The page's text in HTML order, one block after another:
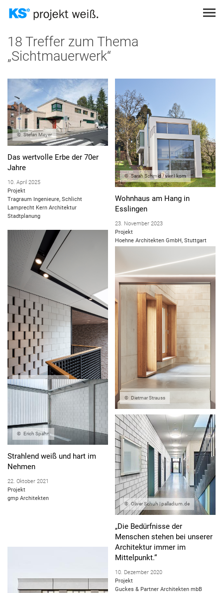
zum
Inhalt
THEMEN
Themen
STÄDTEBAULICHE GEGEBENHEITEN
TOPOGRAFISCHE GEGEBENHEITEN
NUTZUNGSKONZEPTE
ÖKOLOGISCHES BAUEN
SCHALLSCHUTZ
BRANDSCHUTZ
SICHTMAUERWERK
KOSTENGÜNSTIGES BAUEN
WÄRMESCHUTZ
DEMOGRAFISCHE GEGEBENHEITEN
FLÄCHENEFFIZIENTES BAUEN
RAUMKLIMA
SERIELLES BAUEN
NACHHALTIGES BAUEN
ENERGIEEFFIZIENTES BAUEN
BAUEN IM BESTAND
SUCHEN
ANMELDEN
18 Treffer zum Thema
„Sichtmauerwerk“
Stefan Meyer
Das wertvolle Erbe der 70er
Jahre
10. April 2025
Projekt
Tragraum Ingenieure, Schlicht
Lamprecht Kern Architektur
Stadtplanung
Sarah Schmid / vier I kom
Wohnhaus am Hang in
Esslingen
23. November 2023
Projekt
Hoehne Architekten GmbH, Stuttgart
Carsten Brügmann
Sichtmauerwerk
Beitrag
Dietmar Strauss
Rohes Mauerwerk, elegante
Erscheinung
11. Oktober 2022
Projekt
Dannien Roller Architekten + Partner
Erich Spahn
Strahlend weiß und hart im
Nehmen
22. Oktober 2021
Projekt
gmp Architekten
Oliver Schuh | palladium.de
„Die Bedürfnisse der
Menschen stehen bei unserer
Architektur immer im
Mittelpunkt.“
10. Dezember 2020
Projekt
Guckes & Partner Architekten mbB